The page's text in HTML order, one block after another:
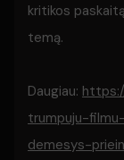
kritikos
temą.
Daugiau:
trumpuju-
demesys-